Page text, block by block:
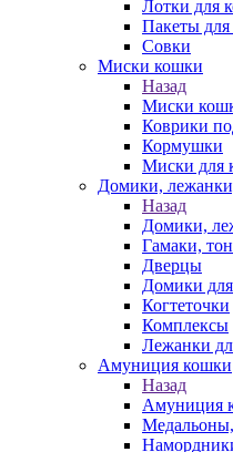
Лотки для
Пакеты для
Совки
Миски кошки
Назад
Миски
Коврики
Кормушки
Миски для
Домики,
Назад
Домики,
Гамаки,
Дверцы
Домики
Когтеточки
Комплексы
Лежанки
Амуниция кошки
Назад
Амуниция